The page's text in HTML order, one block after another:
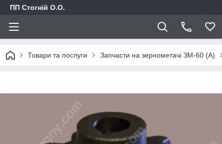
ПП Стогній О.О.
Товари та послуги Запчасти на зернометачі ЗМ-60 (А)